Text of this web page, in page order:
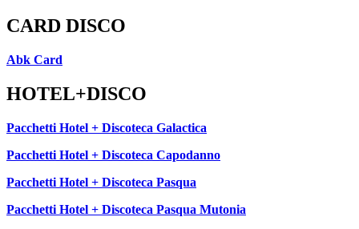
CARD DISCO
Abk Card
HOTEL+DISCO
Pacchetti Hotel + Discoteca Galactica
Pacchetti Hotel + Discoteca Capodanno
Pacchetti Hotel + Discoteca Pasqua
Pacchetti Hotel + Discoteca Pasqua Mutonia